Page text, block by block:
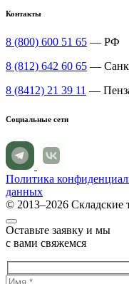
Контакты
8 (800) 600 51 65 — РФ
8 (812) 642 60 65 —
8 (8412) 21 39 11 —
Социальные сети
Политика
данных
© 2013–2026 Складские
Оставьте заявку и мы
с вами свяжемся